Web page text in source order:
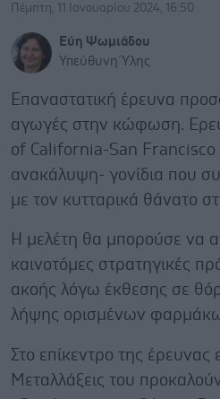
Πέμπτη, 11 Ιανουαρίου 2024, 16:50
Εύη Ψωμιάδου
Υπεύθυνη Ύλης
Επαναστατική έρευνα
αγωγές στην κώφωση.
of California-San Francisco
ανακάλυψη- γονίδια που
με τον κυτταρικά θάνατο
Η μελέτη θα μπορούσε να
καινοτόμες στρατηγικές
ακοής λόγω έκθεσης σε
λήψης ορισμένων
Στο επίκεντρο της έρευνας
Μεταλλάξεις του